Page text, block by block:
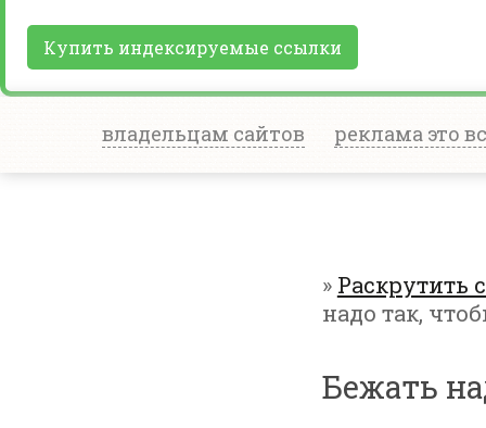
Купить индексируемые ссылки
владельцам сайтов реклама это
» Раскрутить
надо так,
Бежать